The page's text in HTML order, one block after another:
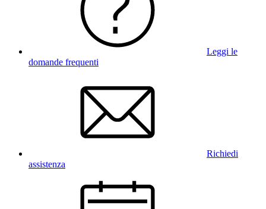
Leggi le
domande frequenti
Richiedi
assistenza